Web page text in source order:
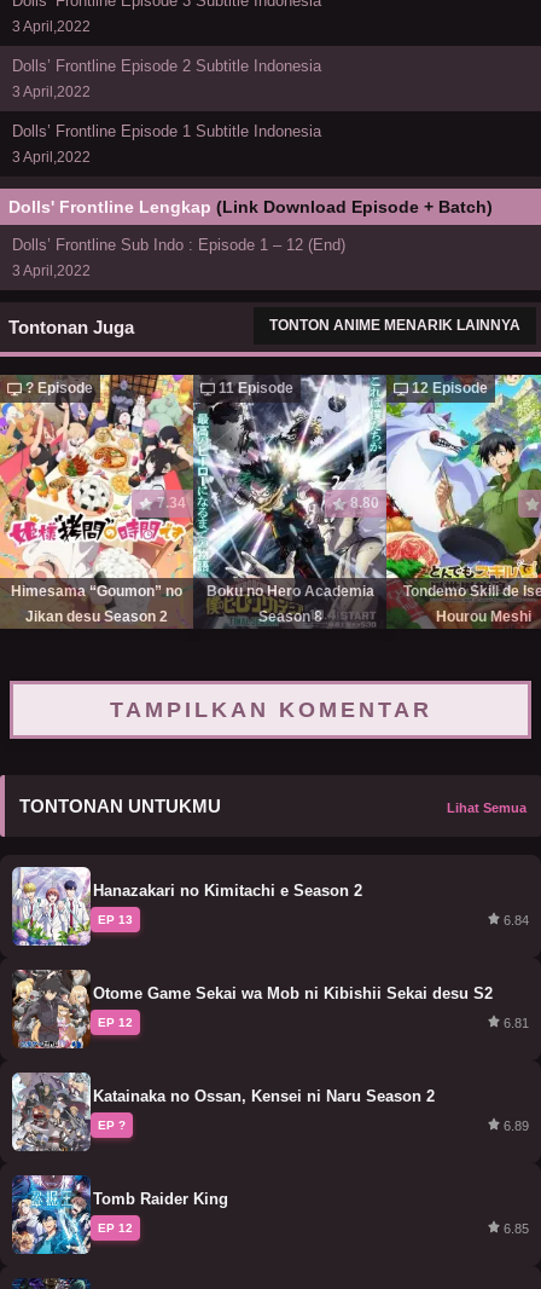
3 April,2022
Dolls’ Frontline Episode 2 Subtitle Indonesia
3 April,2022
Dolls’ Frontline Episode 1 Subtitle Indonesia
3 April,2022
Dolls' Frontline Lengkap (Link Download Episode + Batch)
Dolls’ Frontline Sub Indo : Episode 1 – 12 (End)
3 April,2022
Tontonan Juga TONTON ANIME MENARIK LAINNYA
? Episode
7.34
Himesama “Goumon” no
Jikan desu Season 2
11 Episode
8.80
Boku no Hero Academia
Season 8
12 Episode
Tondemo Skill de
Hourou Meshi
TAMPILKAN KOMENTAR
TONTONAN UNTUKMU Lihat Semua
Hanazakari no Kimitachi e Season 2
EP 13 6.84
Otome Game Sekai wa Mob ni Kibishii Sekai desu S2
EP 12 6.81
Katainaka no Ossan, Kensei ni Naru Season 2
EP ? 6.89
Tomb Raider King
EP 12 6.85